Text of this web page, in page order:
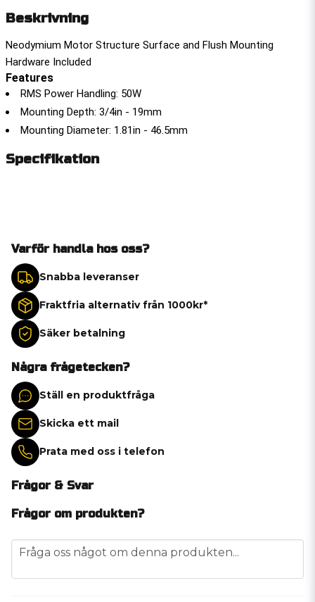
Beskrivning
Neodymium Motor Structure Surface and Flush Mounting
Hardware Included
Features
RMS Power Handling: 50W
Mounting Depth: 3/4in - 19mm
Mounting Diameter: 1.81in - 46.5mm
Specifikation
Varför handla hos oss?
Snabba leveranser
Fraktfria alternativ från 1000kr*
Säker betalning
Några frågetecken?
Ställ en produktfråga
Skicka ett mail
Prata med oss i telefon
Frågor & Svar
Frågor om produkten?
question
Fråga oss något om denna produkten...